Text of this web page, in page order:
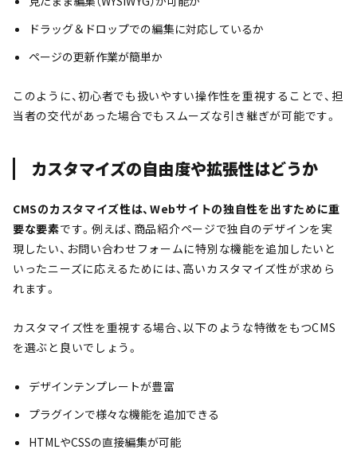
ドラッグ＆ドロップでの編集に対応しているか
ページの更新作業が簡単か
このように、初心者でも扱いやすい操作性を重視することで、担
当者の交代があった場合でもスムーズな引き継ぎが可能です。
カスタマイズの自由度や拡張性はどうか
CMSのカスタマイズ性は、Webサイトの独自性を出すために重
要な要素です。例えば、商品紹介ページで独自のデザインを実
現したい、お問い合わせフォームに特別な機能を追加したいと
いったニーズに応えるためには、高いカスタマイズ性が求めら
れます。
カスタマイズ性を重視する場合、以下のような特徴をもつCMS
を選ぶと良いでしょう。
デザインテンプレートが豊富
プラグインで様々な機能を追加できる
HTMLやCSSの直接編集が可能